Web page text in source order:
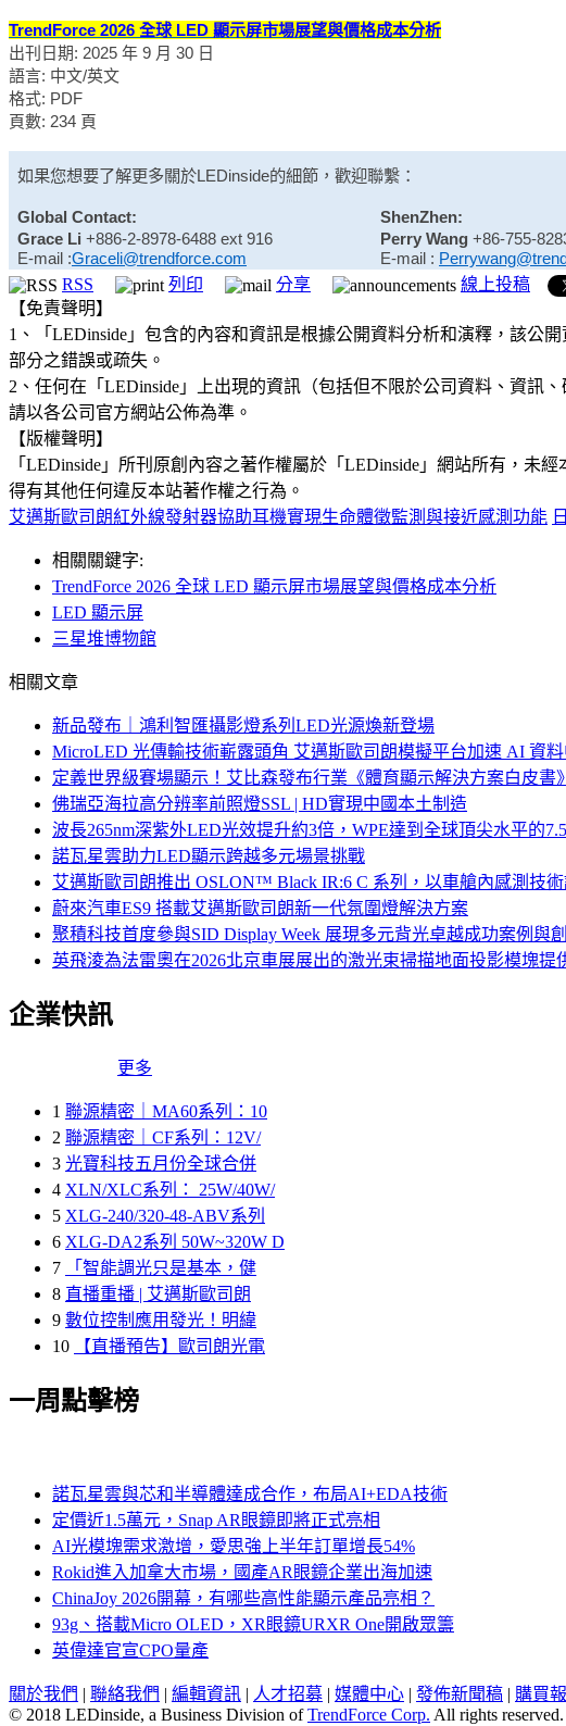
TrendForce 2026 全球 LED 顯示屏市場展望與價格成本分析
出刊日期: 2025 年 9 月 30 日
語言: 中文/英文
格式: PDF
頁數: 234 頁
如果您想要了解更多關於LEDinside的細節，歡迎聯繫：
Global Contact:
ShenZhen:
Grace Li +886-2-8978-6488 ext 916
E-mail :Graceli@trendforce.com
Perry Wang +86-755-
E-mail :
RSS
列印 分享
線上投稿
【免責聲明】
1、「LEDinside」包含的內容和資訊是根據公開資料分析和演釋，該公
部分之錯誤或疏失。
2、任何在「LEDinside」上出現的資訊（包括但不限於公司資料、資訊
請以各公司官方網站公佈為準。
【版權聲明】
「LEDinside」所刊原創內容之著作權屬於「LEDinside」網站所有，
得有其他任何違反本站著作權之行為。
艾邁斯歐司朗紅外線發射器協助耳機實現生命體徵監測與接近感測功能
相關關鍵字:
TrendForce 2026 全球 LED 顯示屏市場展望與價格成本分析
LED 顯示屏
三星堆博物館
相關文章
新品發布｜鴻利智匯攝影燈系列LED光源煥新登場
MicroLED 光傳輸技術嶄露頭角 艾邁斯歐司朗模擬平台加速 AI 資
定義世界級賽場顯示！艾比森發布行業《體育顯示解決方案白皮書》
佛瑞亞海拉高分辨率前照燈SSL | HD實現中國本土制造
波長265nm深紫外LED光效提升約3倍，WPE達到全球頂尖水平的
諾瓦星雲助力LED顯示跨越多元場景挑戰
艾邁斯歐司朗推出 OSLON™ Black IR:6 C 系列，以車艙內感測技
蔚來汽車ES9 搭載艾邁斯歐司朗新一代氛圍燈解決方案
聚積科技首度參與SID Display Week 展現多元背光卓越成功案例與
英飛淩為法雷奧在2026北京車展展出的激光束掃描地面投影模塊提
企業快訊
更多
1 聯源精密｜MA60系列：10
2 聯源精密｜CF系列：12V/
3 光寶科技五月份全球合併
4 XLN/XLC系列： 25W/40W/
5 XLG-240/320-48-ABV系列
6 XLG-DA2系列 50W~320W D
7
「智能調光只是基本，健
8 直播重播 | 艾邁斯歐司朗
9 數位控制應用發光！明緯
10
【直播預告】歐司朗光電
一周點擊榜
諾瓦星雲與芯和半導體達成合作，布局AI+EDA技術
定價近1.5萬元，Snap AR眼鏡即將正式亮相
AI光模塊需求激增，愛思強上半年訂單增長54%
Rokid進入加拿大市場，國產AR眼鏡企業出海加速
ChinaJoy 2026開幕，有哪些高性能顯示產品亮相？
93g、搭載Micro OLED，XR眼鏡URXR One開啟眾籌
英偉達官宣CPO量產
關於我們 | 聯絡我們 | 編輯資訊 | 人才招募 | 媒體中心 | 發佈新聞稿 | 購買
© 2018 LEDinside, a Business Division ofTrendForce Corp. All rights reserved.